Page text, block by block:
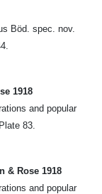
Böd. spec. nov.
1918
and popular
83.
& Rose 1918
and popular